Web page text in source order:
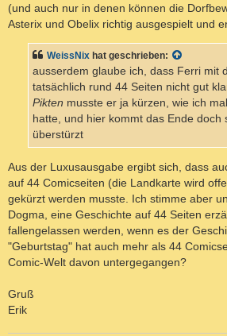
(und auch nur in denen können die
Asterix und Obelix richtig ausgespielt und
WeissNix hat geschrieben:
ausserdem glaube ich, dass Ferri mit
tatsächlich rund 44 Seiten nicht gut
Pikten musste er ja kürzen, wie ich
hatte, und hier kommt das Ende doch
überstürzt
Aus der Luxusausgabe ergibt sich, dass
auf 44 Comicseiten (die Landkarte wird
gekürzt werden musste. Ich stimme aber
Dogma, eine Geschichte auf 44 Seiten
fallengelassen werden, wenn es der
"Geburtstag" hat auch mehr als 44
Comic-Welt davon untergegangen?
Gruß
Erik